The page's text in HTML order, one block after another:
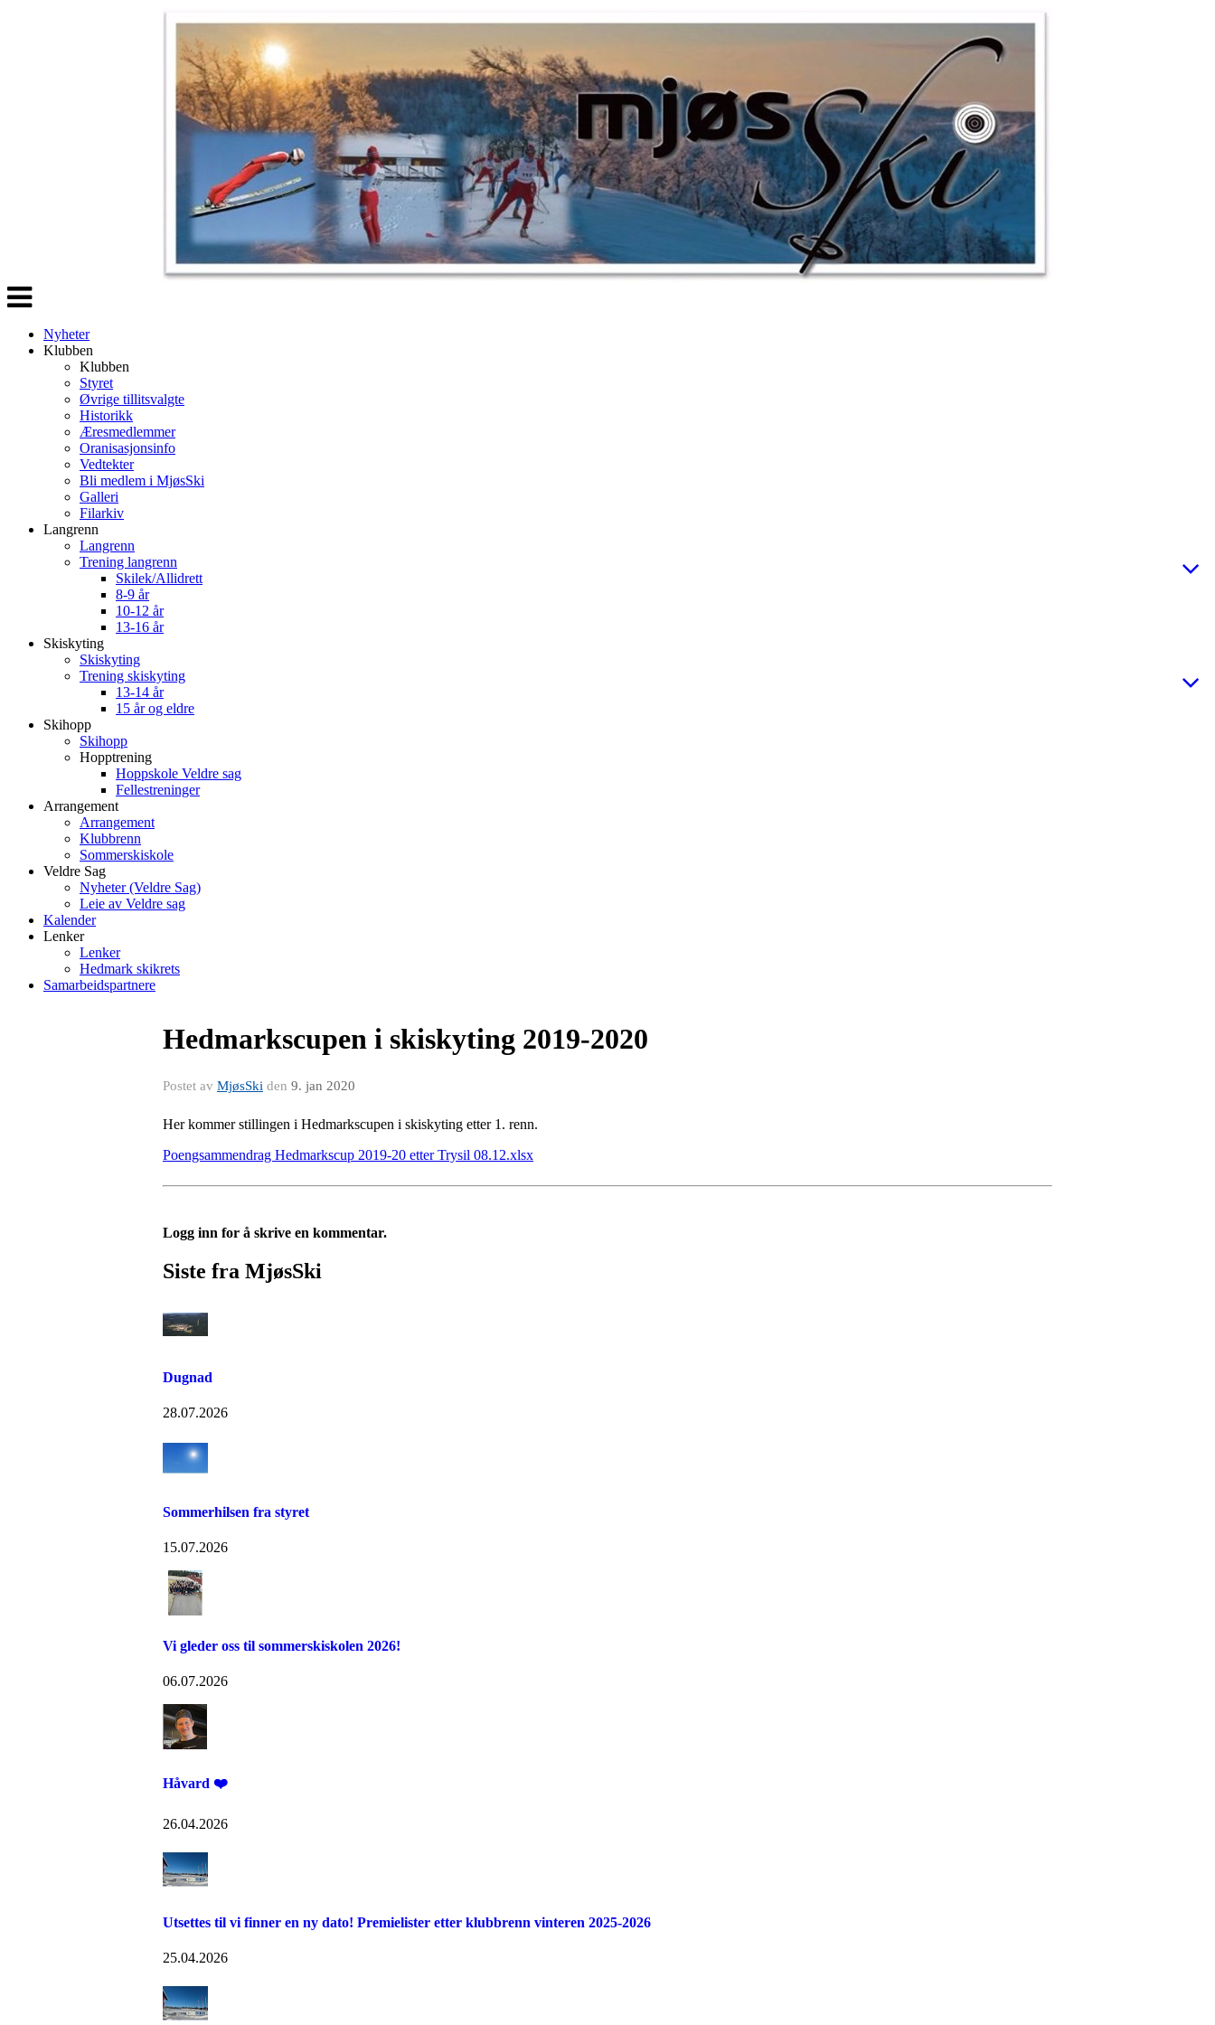
Veksle
navigasjon
Nyheter
Klubben
Klubben
Styret
Øvrige tillitsvalgte
Historikk
Æresmedlemmer
Oranisasjonsinfo
Vedtekter
Bli medlem i MjøsSki
Galleri
Filarkiv
Langrenn
Langrenn
Trening langrenn
Skilek/Allidrett
8-9 år
10-12 år
13-16 år
Skiskyting
Skiskyting
Trening skiskyting
13-14 år
15 år og eldre
Skihopp
Skihopp
Hopptrening
Hoppskole Veldre sag
Fellestreninger
Arrangement
Arrangement
Klubbrenn
Sommerskiskole
Veldre Sag
Nyheter (Veldre Sag)
Leie av Veldre sag
Kalender
Lenker
Lenker
Hedmark skikrets
Samarbeidspartnere
Hedmarkscupen i skiskyting 2019-2020
Postet av MjøsSki den 9. jan 2020
Her kommer stillingen i Hedmarkscupen i skiskyting etter 1. renn.
Poengsammendrag Hedmarkscup 2019-20 etter Trysil 08.12.xlsx
Logg inn for å skrive en kommentar.
Siste fra MjøsSki
Dugnad
28.07.2026
Sommerhilsen fra styret
15.07.2026
Vi gleder oss til sommerskiskolen 2026!
06.07.2026
Håvard ❤️
26.04.2026
Utsettes til vi finner en ny dato! Premielister etter klubbrenn vinteren 2025-2026
25.04.2026